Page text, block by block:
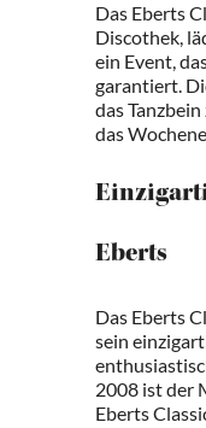
Das Eberts
Discothek,
ein Event,
garantiert.
das
das
Eberts
Das Eberts
sein
2008 ist der
Eberts